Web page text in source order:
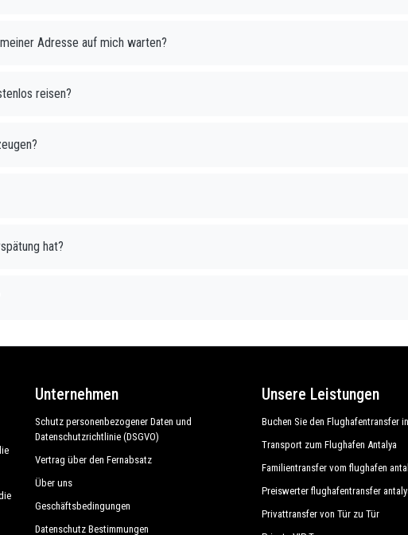
Adresse auf mich warten?
reisen?
hat?
Unternehmen
Schutz personenbezogener Daten und
Datenschutzrichtlinie (DSGVO)
Vertrag über den Fernabsatz
Über uns
Geschäftsbedingungen
Datenschutz Bestimmungen
Unsere Leistungen
Buchen Sie den Flughafentransfer
Transport zum Flughafen Antalya
Familientransfer vom flughafen
Preiswerter flughafentransfer
Privattransfer von Tür zu Tür